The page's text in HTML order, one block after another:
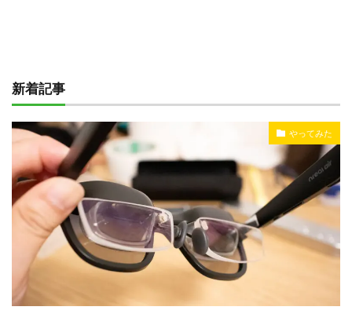
新着記事
やってみた